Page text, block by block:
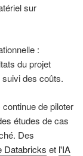
sur
:
du projet
des coûts.
de piloter
études de cas
Des
Databricks et l'IA